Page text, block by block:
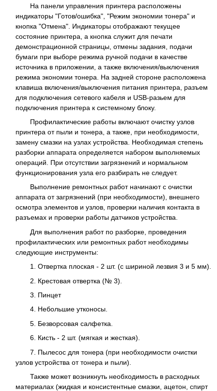
На панели управления принтера расположены
индикаторы "Готов/ошибка", "Режим экономии тонера" и
кнопка "Отмена". Индикаторы отображают текущее
состояние принтера, а кнопка служит для печати
демонстрационной страницы, отмены задания, подачи
бумаги при выборе режима ручной подачи в качестве
источника в приложении, а также включения/выключения
режима экономии тонера. На задней стороне расположена
клавиша включения/выключения питания принтера, разъем
для подключения сетевого кабеля и USB-разьем для
подключения принтера к системному блоку.
Профилактические работы включают очистку узлов
принтера от пыли и тонера, а также, при необходимости,
замену смазки на узлах устройства. Необходимая степень
разборки аппарата определяется набором выполняемых
операций. При отсутствии загрязнений и нормальном
функционирования узла его разбирать не следует.
Выполнение ремонтных работ начинают с очистки
аппарата от загрязнений (при необходимости), внешнего
осмотра элементов и узлов, проверки наличия контакта в
разъемах и проверки работы датчиков устройства.
Для выполнения работ по разборке, проведения
профилактических или ремонтных работ необходимы
следующие инструменты:
1. Отвертка плоская - 2 шт. (с шириной лезвия 3 и 5 мм).
2. Крестовая отвертка (№ 3).
3. Пинцет
4. Небольшие утконосы.
5. Безворсовая салфетка.
6. Кисть - 2 шт. (мягкая и жесткая).
7. Пылесос для тонера (при необходимости очистки
узлов устройства от тонера и пыли).
Также может возникнуть необходимость в расходных
материалах (жидкая и консистентные смазки, ацетон, спирт